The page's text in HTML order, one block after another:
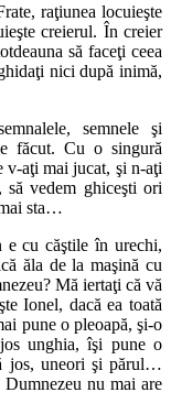
raţiunea locuieşte
creierul. În creier
să faceţi ceea
nici după inimă,
semnele şi
făcut. Cu o singură
aţi mai jucat, şi n-aţi
să vedem ghiceşti ori
sta…
cu căştile în urechi,
ăla de la maşină cu
Mă iertaţi că vă
Ionel, dacă ea toată
pune o pleoapă, şi-o
unghia, îşi pune o
jos, uneori şi părul…
nu mai are